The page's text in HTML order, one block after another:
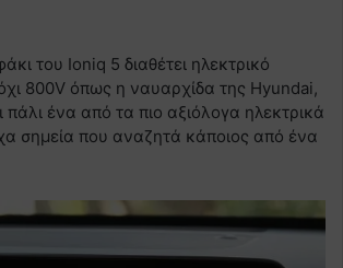
του Ioniq 5 διαθέτει ηλεκτρικό
800V όπως η ναυαρχίδα της Hyundai,
πάλι ένα από τα πιο αξιόλογα ηλεκτρικά
σημεία που αναζητά κάποιος από ένα